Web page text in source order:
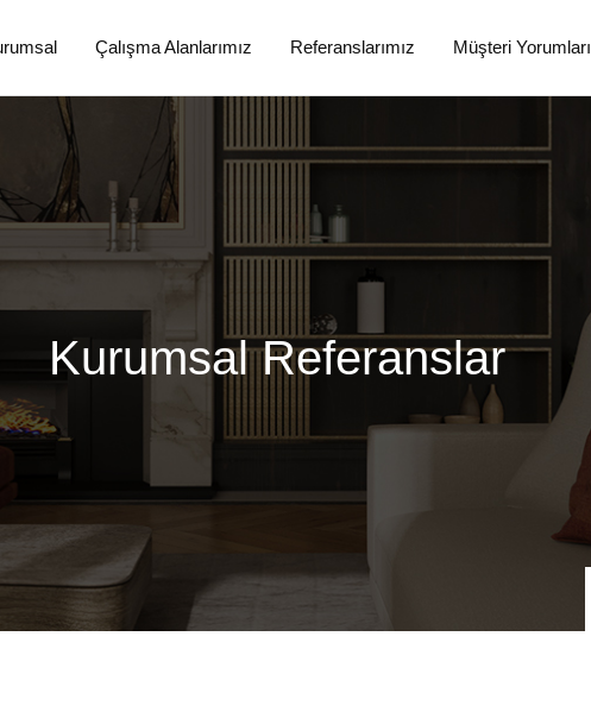
Çalışma Alanlarımız Referanslarımız Müşteri Yorumları
Kurumsal Referanslar